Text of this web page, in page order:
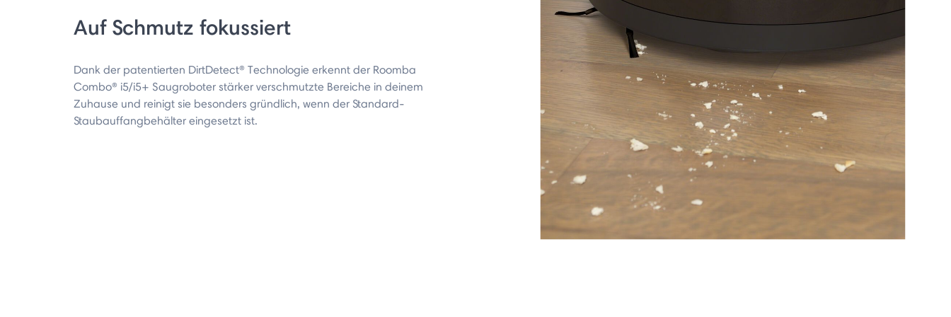
Auf Schmutz fokussiert
Dank der patentierten DirtDetect® Technologie erkennt der Roomba
Combo® i5/i5+ Saugroboter stärker verschmutzte Bereiche in deinem
Zuhause und reinigt sie besonders gründlich, wenn der Standard-
Staubauffangbehälter eingesetzt ist.